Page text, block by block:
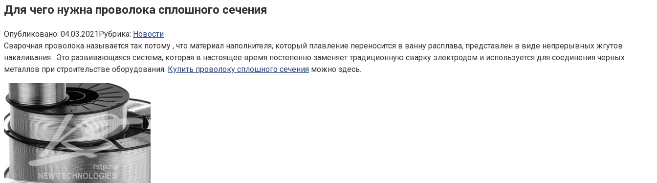
Для чего нужна проволока сплошного сечения
Опубликовано: 04.03.2021Рубрика: Новости
Сварочная проволока называется так потому , что материал наполнителя, который плавление переносится в ванну расплава, представлен в виде непрерывных жгутов
накаливания . Это развивающаяся система, которая в настоящее время постепенно заменяет традиционную сварку электродом и используется для соединения черных
металлов при строительстве оборудования. Купить проволоку сплошного сечения можно здесь.